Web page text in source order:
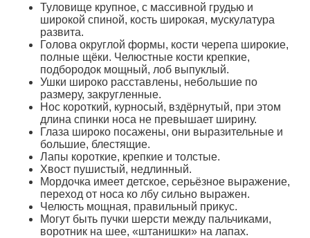
Туловище крупное, с массивной грудью и
широкой спиной, кость широкая, мускулатура
развита.
Голова округлой формы, кости черепа широкие,
полные щёки. Челюстные кости крепкие,
подбородок мощный, лоб выпуклый.
Ушки широко расставлены, небольшие по
размеру, закругленные.
Нос короткий, курносый, вздёрнутый, при этом
длина спинки носа не превышает ширину.
Глаза широко посажены, они выразительные и
большие, блестящие.
Лапы короткие, крепкие и толстые.
Хвост пушистый, недлинный.
Мордочка имеет детское, серьёзное выражение,
переход от носа ко лбу сильно выражен.
Челюсть мощная, правильный прикус.
Могут быть пучки шерсти между пальчиками,
воротник на шее, «штанишки» на лапах.